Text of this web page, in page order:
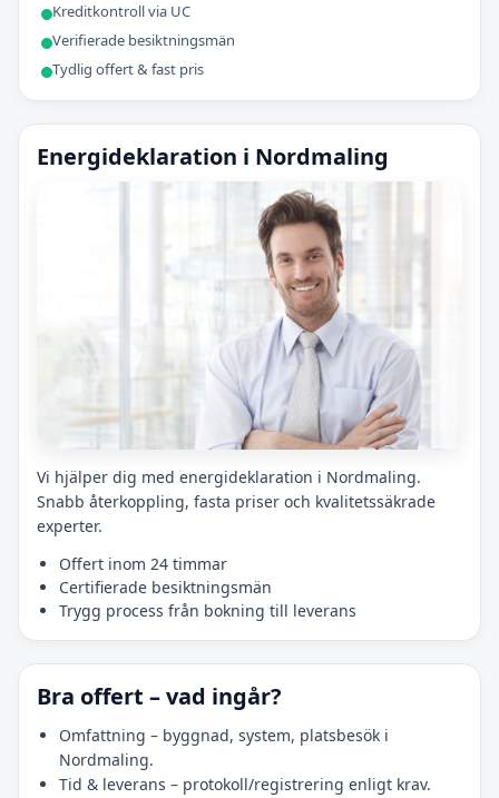
Kreditkontroll via UC
Verifierade besiktningsmän
Tydlig offert & fast pris
Energideklaration i Nordmaling
Vi hjälper dig med energideklaration i Nordmaling.
Snabb återkoppling, fasta priser och kvalitetssäkrade
experter.
Offert inom 24 timmar
Certifierade besiktningsmän
Trygg process från bokning till leverans
Bra offert – vad ingår?
Omfattning – byggnad, system, platsbesök i
Nordmaling.
Tid & leverans – protokoll/registrering enligt krav.